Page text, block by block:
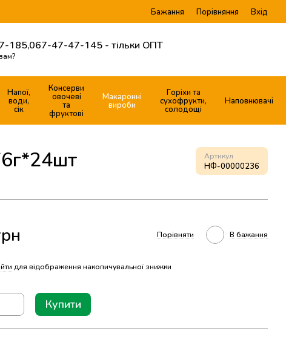
Бажання Порівняння Вхід
185, 067-47-47-145 - тільки ОПТ
Напої,
води,
сік
Консерви
овочеві
та
фруктові
Макаронні
вироби
Горіхи та
сухофрукти,
солодощі
Наповнювачі
Артикул
НФ-00000236
Порівняти В бажання
для відображення накопичувальної знижки
Купити